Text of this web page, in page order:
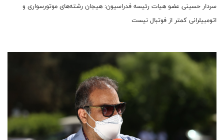
سردار حسینی عضو هیات رئیسه فدراسیون: هیجان رشته‌های موتورسواری و
اتومبیلرانی کمتر از فوتبال نیست